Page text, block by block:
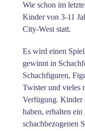
Wie schon im
Kinder von 3-11
City-West statt.
Es wird einen
gewinnt in
Schachfiguren,
Twister und vieles
Verfügung. Kinder
haben, erhalten
schachbezogenen